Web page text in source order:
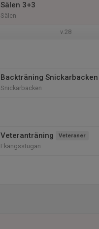
Sälen 3+3
Sälen
v.28
Backträning Snickarbacken
Snickarbacken
Veteranträning Veteraner
Ekängsstugan